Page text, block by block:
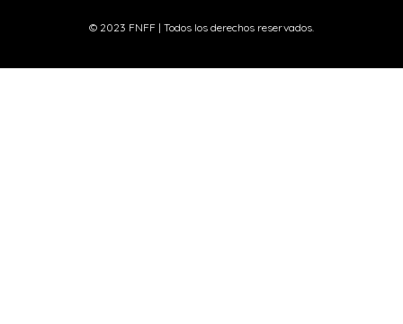
© 2023 FNFF | Todos los derechos reservados.